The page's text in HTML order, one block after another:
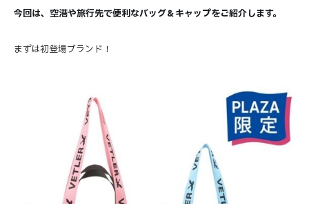
今回は、空港や旅行先で便利なバッグ＆キャップをご紹介します。
まずは初登場ブランド！